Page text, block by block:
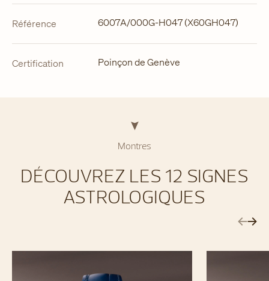
Référence 6007A/000G-H047 (X60GH047)
Certification Poinçon de Genève
Montres
DÉCOUVREZ LES 12 SIGNES
ASTROLOGIQUES